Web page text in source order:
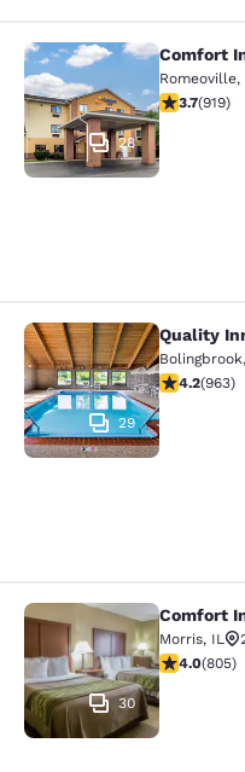
Comfort Inn
28
Comfort
Romeoville,
3.74 étoiles.
3.7(919)
Quality Inn
29
Quality
Bolingbrook,
4.18 étoiles.
4.2(963)
Comfort Inn
30
Comfort
Morris, IL
4.05 étoiles.
4.0(805)